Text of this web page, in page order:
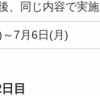
、同じ内容で実施
7月6日(月)
目